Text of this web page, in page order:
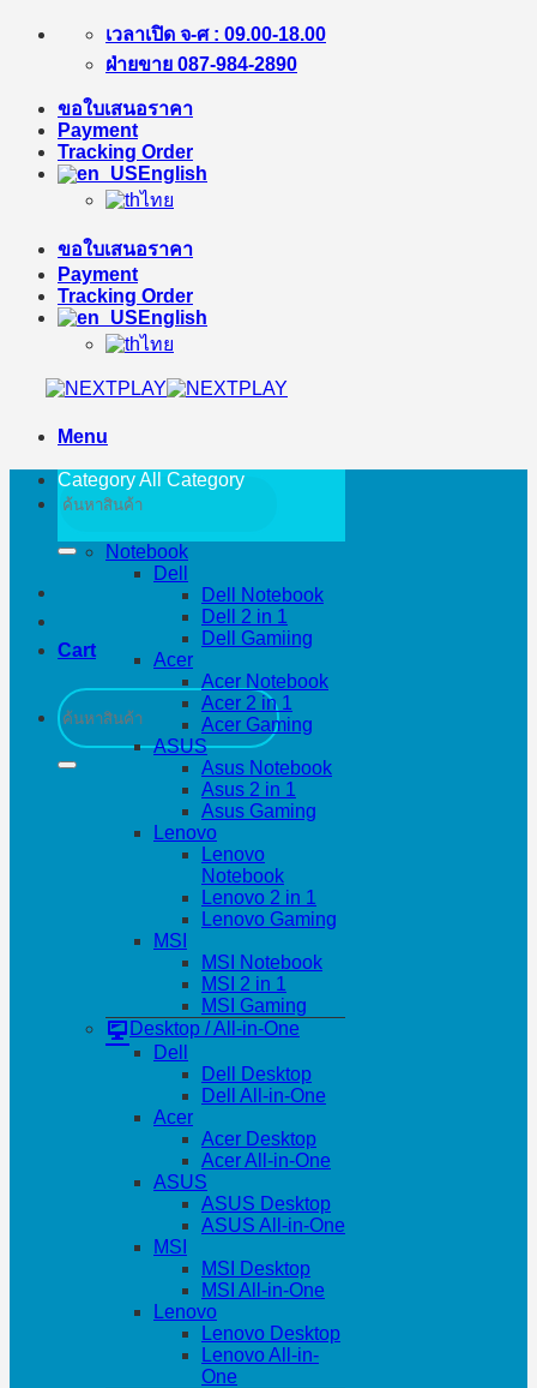
Skip
เวลาเปิด จ-ศ : 09.00-18.00
ฝ่ายขาย 087-984-2890
ขอใบเสนอราคา
Payment
Tracking Order
English
ไทย
ขอใบเสนอราคา
Payment
Tracking Order
English
ไทย
Menu
Search
for:
Cart
Search
for:
Category All Category
Notebook
Dell
Dell Notebook
Dell 2 in 1
Dell Gamiing
Acer
Acer Notebook
Acer 2 in 1
Acer Gaming
ASUS
Asus Notebook
Asus 2 in 1
Asus Gaming
Lenovo
Lenovo
Notebook
Lenovo 2 in 1
Lenovo Gaming
MSI
MSI Notebook
MSI 2 in 1
MSI Gaming
Desktop / All-in-One
Dell
Dell Desktop
Dell All-in-One
Acer
Acer Desktop
Acer All-in-One
ASUS
ASUS Desktop
ASUS All-in-One
MSI
MSI Desktop
MSI All-in-One
Lenovo
Lenovo Desktop
Lenovo All-in-
One